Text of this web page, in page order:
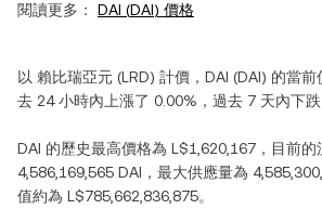
閱讀更多： DAI (DAI) 價格
以 賴比瑞亞元 (LRD) 計價， DAI (DAI) 的當前
去 24 小時內 上漲了 0.00% ，過去 7 天內下跌
DAI 的歷史最高價格為 L$1,620,167 ，目前
4,586,169,565 DAI ，最大供應量為
值約為 L$785,662,836,875。